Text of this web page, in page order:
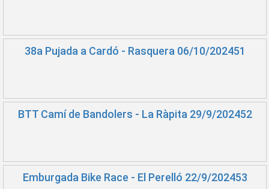
38a Pujada a Cardó - Rasquera 06/10/202451
BTT Camí de Bandolers - La Ràpita 29/9/202452
Emburgada Bike Race - El Perelló 22/9/202453